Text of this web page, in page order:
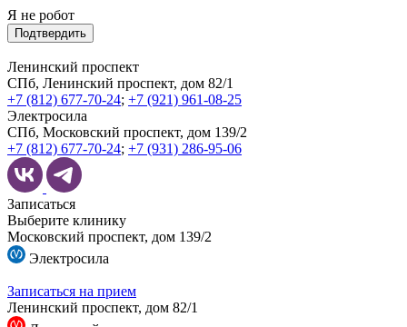
Я не робот
Подтвердить
Ленинский проспект
СПб, Ленинский проспект, дом 82/1
+7 (812) 677-70-24; +7 (921) 961-08-25
Электросила
СПб, Московский проспект, дом 139/2
+7 (812) 677-70-24; +7 (931) 286-95-06
Записаться
Выберите клинику
Московский проспект, дом 139/2
Электросила
Записаться на прием
Ленинский проспект, дом 82/1